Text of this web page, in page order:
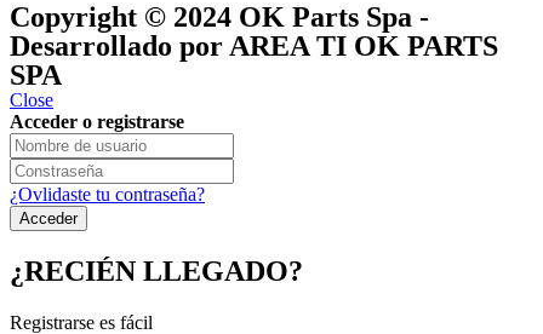
Copyright © 2024 OK Parts Spa -
Desarrollado por AREA TI OK PARTS
SPA
Close
Acceder o registrarse
¿Ovlidaste tu contraseña?
¿RECIÉN LLEGADO?
Registrarse es fácil